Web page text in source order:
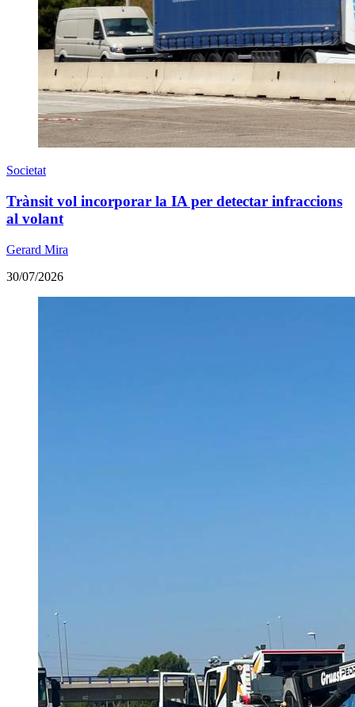
Societat
Trànsit vol incorporar la IA per detectar infraccions
al volant
Gerard Mira
30/07/2026